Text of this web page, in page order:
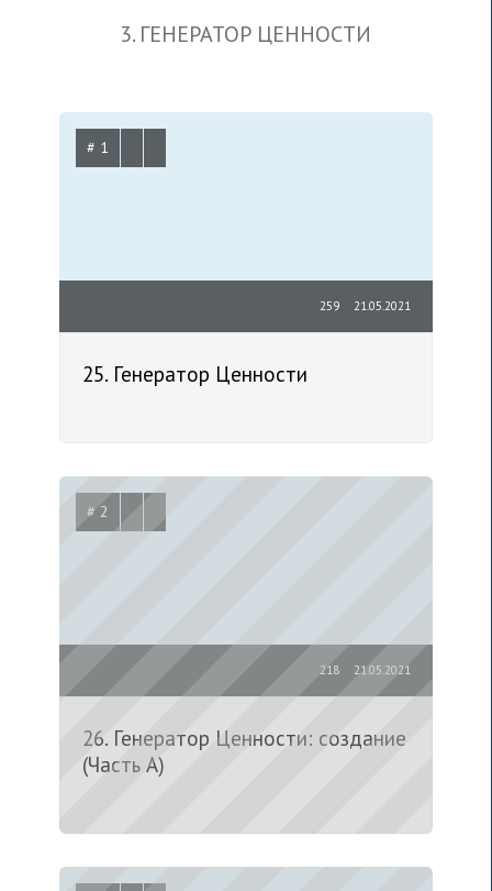
3. ГЕНЕРАТОР ЦЕННОСТИ
# 1
21.05.2021
259
25. Генератор Ценности
# 2
21.05.2021
218
26. Генератор Ценности: создание
(Часть А)